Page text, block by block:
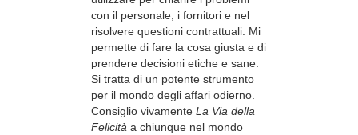
con il personale, i fornitori e nel
risolvere questioni contrattuali. Mi
permette di fare la cosa giusta e di
prendere decisioni etiche e sane.
Si tratta di un potente strumento
per il mondo degli affari odierno.
Consiglio vivamente La Via della
Felicità a chiunque nel mondo